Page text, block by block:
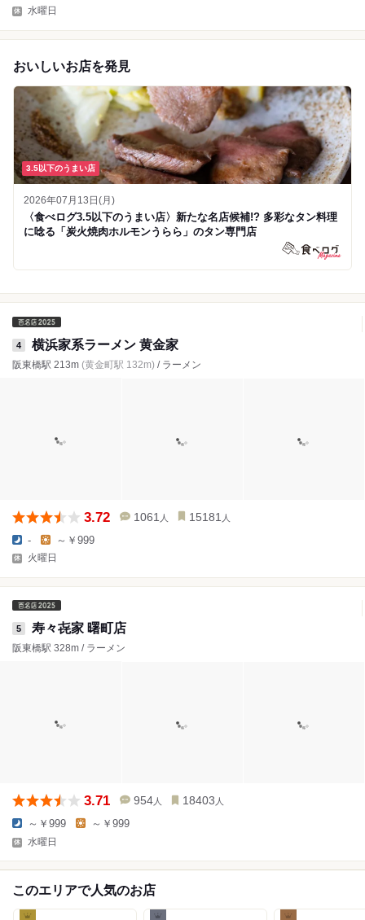
水曜日
おいしいお店を発見
3.5以下のうまい店
2026年07月13日(月)
〈食べログ3.5以下のうまい店〉新たな名店候補!? 多彩なタン料理
に唸る「炭火焼肉ホルモンうらら」のタン専門店
4 横浜家系ラーメン 黄金家
阪東橋駅 213m (黄金町駅 132m) / ラーメン
3.72 1061 人 15181 人
- ～￥999
火曜日
5 寿々㐂家 曙町店
阪東橋駅 328m / ラーメン
3.71 954 人 18403 人
～￥999 ～￥999
水曜日
このエリアで人気のお店